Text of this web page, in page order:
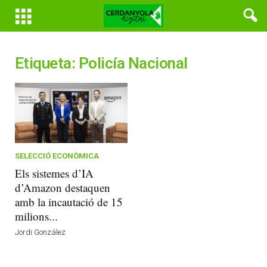
Etiqueta: Policía Nacional
SELECCIÓ ECONÒMICA
Els sistemes d’IA
d’Amazon destaquen
amb la incautació de 15
milions...
Jordi González